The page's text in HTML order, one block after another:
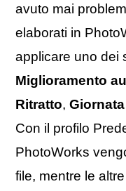
avuto mai
elaborati in
applicare uno dei
Miglioramento
Ritratto,
Con il profilo
PhotoWorks
file, mentre le